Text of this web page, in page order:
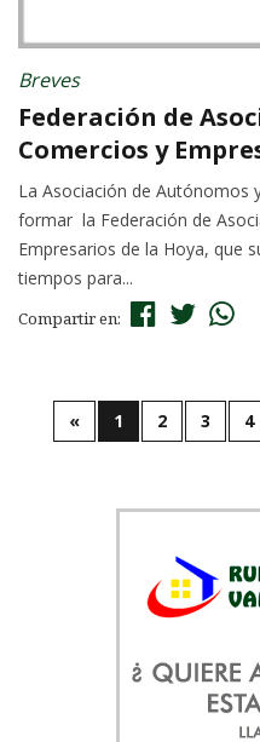
Breves
Federación de
Comercios y
La Asociación de Autónomos
formar la Federación de
Empresarios de la Hoya, que
tiempos para...
Compartir en:
« 1 2 3 4